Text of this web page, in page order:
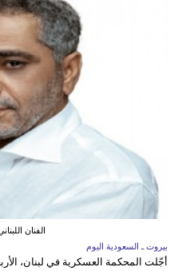
الفنان
بيروت ـ السعودية اليوم
أجّلت المحكمة العسكرية في لبنان،